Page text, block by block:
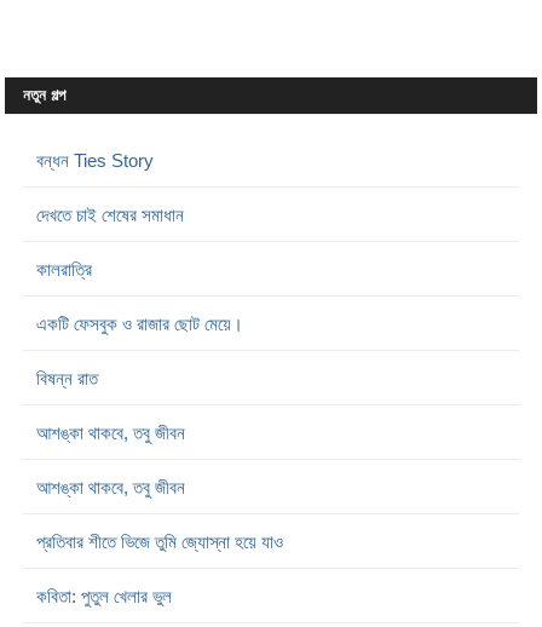
নতুন গল্প
বন্ধন Ties Story
দেখতে চাই শেষের সমাধান
কালরাত্রি
একটি ফেসবুক ও রাজার ছোট মেয়ে।
বিষন্ন রাত
আশঙ্কা থাকবে, তবু জীবন
আশঙ্কা থাকবে, তবু জীবন
প্রতিবার শীতে ভিজে তুমি জ্যোস্না হয়ে যাও
কবিতা: পুতুল খেলার ভুল